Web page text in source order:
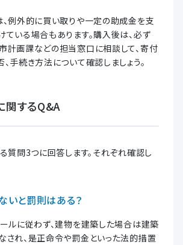
、例外的に買い取りや一定の助成金を支
いる場合もあります。購入後は、必ず
計画課などの担当窓口に相談して、寄付
手続き方法について確認しましょう。
関するQ&A
質問3つに回答します。それぞれ確認し
いと罰則はある？
ルに従わず、建物を建築した場合は建築
され、是正命令や罰金といった法的措置